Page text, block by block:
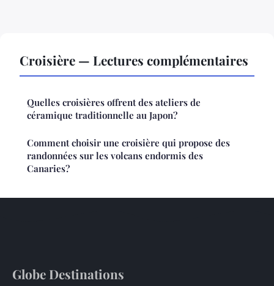
Croisière — Lectures complémentaires
Quelles croisières offrent des ateliers de
céramique traditionnelle au Japon?
Comment choisir une croisière qui propose des
randonnées sur les volcans endormis des
Canaries?
Globe Destinations